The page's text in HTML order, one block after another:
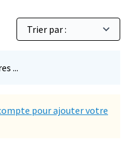
...
pour ajouter votre